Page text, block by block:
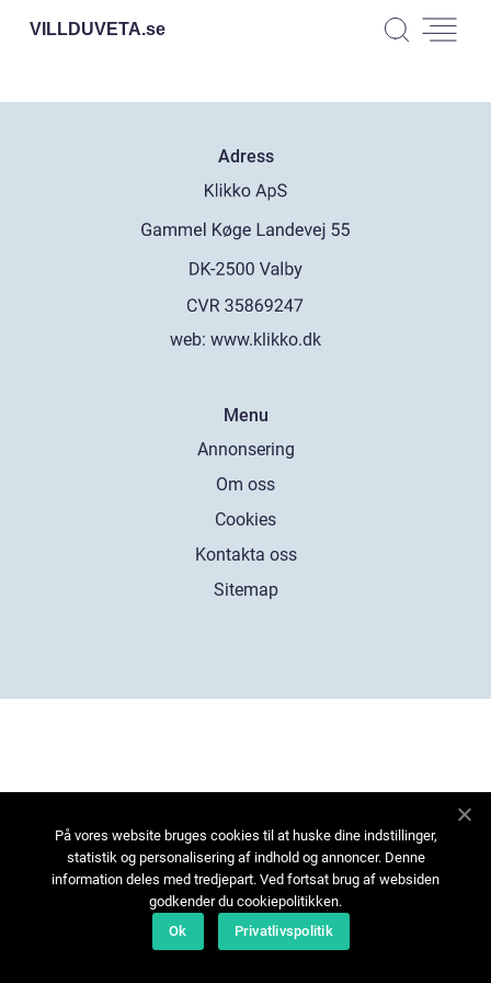
VILLDUVETA.se
Adress
web: www.klikko.dk
Menu
Annonsering
Om oss
Cookies
Kontakta oss
Sitemap
På vores website bruges cookies til at huske dine indstillinger,
statistik og personalisering af indhold og annoncer. Denne
information deles med tredjepart. Ved fortsat brug af websiden
godkender du cookiepolitikken.
Ok
Privatlivspolitik